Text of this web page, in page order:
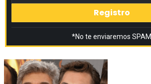
*No te enviaremos SPAM